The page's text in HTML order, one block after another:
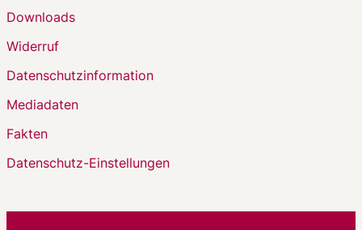
Downloads
Widerruf
Datenschutzinformation
Mediadaten
Fakten
Datenschutz-Einstellungen